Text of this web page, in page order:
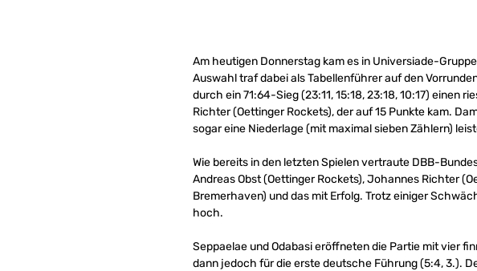
Am heutigen Donnerstag kam es in Universiade-
Auswahl traf dabei als Tabellenführer auf den
durch ein 71:64-Sieg (23:11, 15:18, 23:18, 10:17)
Richter (Oettinger Rockets), der auf 15 Punkte kam.
sogar eine Niederlage (mit maximal sieben Zählern)
Wie bereits in den letzten Spielen vertraute DBB-
Andreas Obst (Oettinger Rockets), Johannes Richter
Bremerhaven) und das mit Erfolg. Trotz einiger
hoch.
Seppaelae und Odabasi eröffneten die Partie mit vier
dann jedoch für die erste deutsche Führung (5:4, 3.).